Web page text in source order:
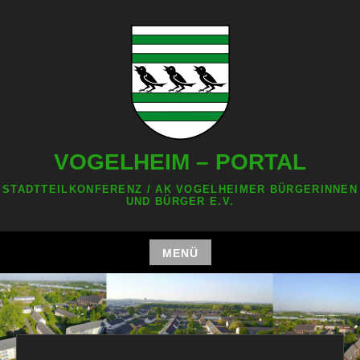
VOGELHEIM – PORTAL
STADTTEILKONFERENZ / AK VOGELHEIMER BÜRGERINNEN
UND BÜRGER E.V.
MENÜ
Zum
Inhalt
springen